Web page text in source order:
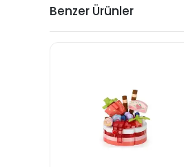
Benzer Ürünler